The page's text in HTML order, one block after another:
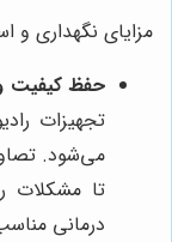
مزایای نگهداری و
حفظ کیفیت
تجهیزات
می‌شود.
تا مشکلات
درمانی